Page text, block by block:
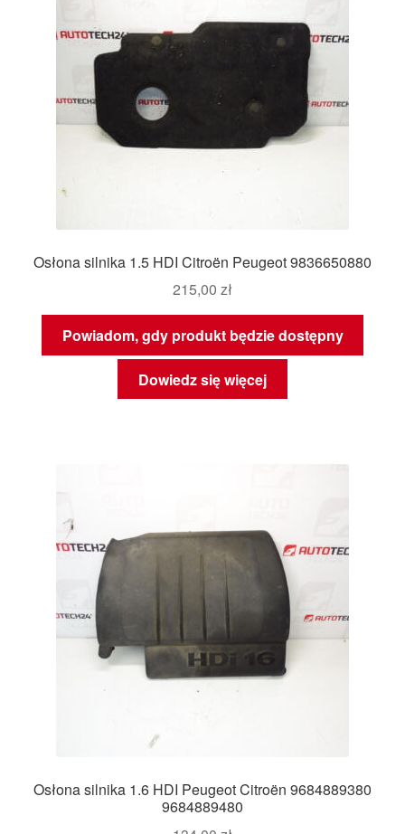
Osłona silnika 1.5 HDI Citroën Peugeot 9836650880
215,00 zł
Powiadom, gdy produkt będzie dostępny
Dowiedz się więcej
Osłona silnika 1.6 HDI Peugeot Citroën 9684889380
9684889480